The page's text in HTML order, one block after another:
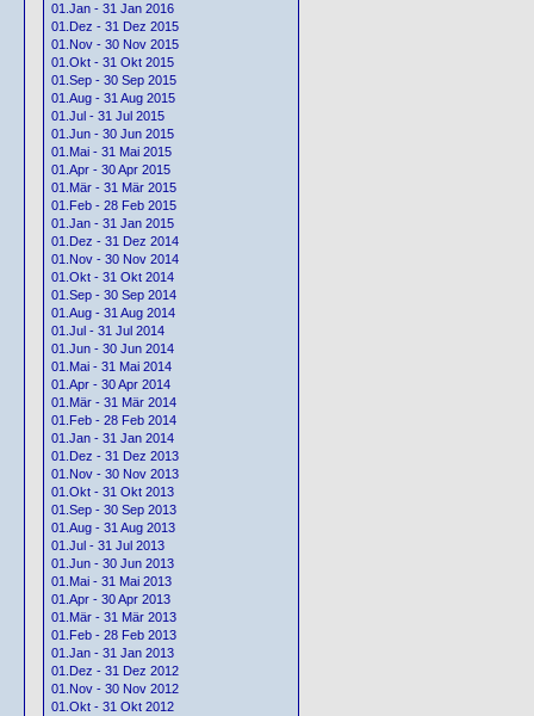
01.Jan - 31 Jan 2016
01.Dez - 31 Dez 2015
01.Nov - 30 Nov 2015
01.Okt - 31 Okt 2015
01.Sep - 30 Sep 2015
01.Aug - 31 Aug 2015
01.Jul - 31 Jul 2015
01.Jun - 30 Jun 2015
01.Mai - 31 Mai 2015
01.Apr - 30 Apr 2015
01.Mär - 31 Mär 2015
01.Feb - 28 Feb 2015
01.Jan - 31 Jan 2015
01.Dez - 31 Dez 2014
01.Nov - 30 Nov 2014
01.Okt - 31 Okt 2014
01.Sep - 30 Sep 2014
01.Aug - 31 Aug 2014
01.Jul - 31 Jul 2014
01.Jun - 30 Jun 2014
01.Mai - 31 Mai 2014
01.Apr - 30 Apr 2014
01.Mär - 31 Mär 2014
01.Feb - 28 Feb 2014
01.Jan - 31 Jan 2014
01.Dez - 31 Dez 2013
01.Nov - 30 Nov 2013
01.Okt - 31 Okt 2013
01.Sep - 30 Sep 2013
01.Aug - 31 Aug 2013
01.Jul - 31 Jul 2013
01.Jun - 30 Jun 2013
01.Mai - 31 Mai 2013
01.Apr - 30 Apr 2013
01.Mär - 31 Mär 2013
01.Feb - 28 Feb 2013
01.Jan - 31 Jan 2013
01.Dez - 31 Dez 2012
01.Nov - 30 Nov 2012
01.Okt - 31 Okt 2012